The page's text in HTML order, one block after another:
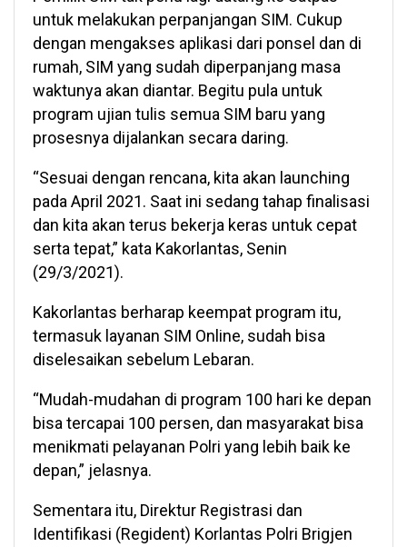
untuk melakukan perpanjangan SIM. Cukup
dengan mengakses aplikasi dari ponsel dan di
rumah, SIM yang sudah diperpanjang masa
waktunya akan diantar. Begitu pula untuk
program ujian tulis semua SIM baru yang
prosesnya dijalankan secara daring.
“Sesuai dengan rencana, kita akan launching
pada April 2021. Saat ini sedang tahap finalisasi
dan kita akan terus bekerja keras untuk cepat
serta tepat,” kata Kakorlantas, Senin
(29/3/2021).
Kakorlantas berharap keempat program itu,
termasuk layanan SIM Online, sudah bisa
diselesaikan sebelum Lebaran.
“Mudah-mudahan di program 100 hari ke depan
bisa tercapai 100 persen, dan masyarakat bisa
menikmati pelayanan Polri yang lebih baik ke
depan,” jelasnya.
Sementara itu, Direktur Registrasi dan
Identifikasi (Regident) Korlantas Polri Brigjen